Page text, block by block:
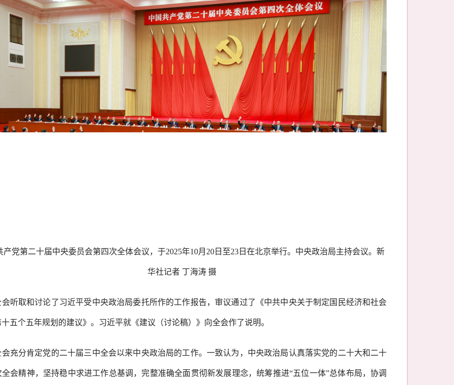
产党第二十届中央委员会第四次全体会议，于2025年10月20日至23日在北京举行。中央政治局主持会议。新
华社记者 丁海涛 摄
会听取和讨论了习近平受中央政治局委托所作的工作报告，审议通过了《中共中央关于制定国民经济和社会
五个五年规划的建议》。习近平就《建议（讨论稿）》向全会作了说明。
会充分肯定党的二十届三中全会以来中央政治局的工作。一致认为，中央政治局认真落实党的二十大和二十
全会精神，坚持稳中求进工作总基调，完整准确全面贯彻新发展理念，统筹推进“五位一体”总体布局，协调